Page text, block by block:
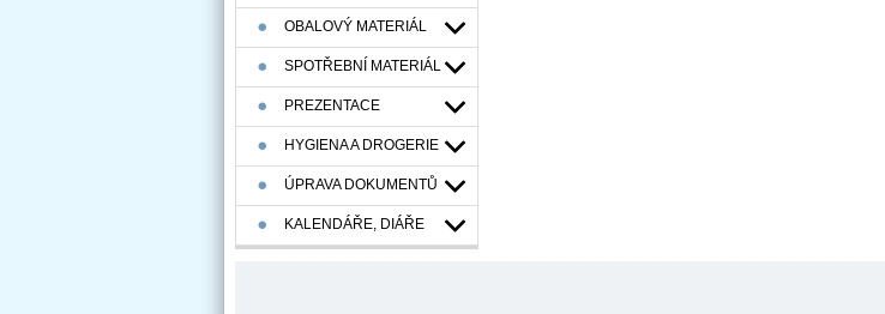
OBALOVÝ MATERIÁL
SPOTŘEBNÍ MATERIÁL
PREZENTACE
HYGIENA A DROGERIE
ÚPRAVA DOKUMENTŮ
KALENDÁŘE, DIÁŘE